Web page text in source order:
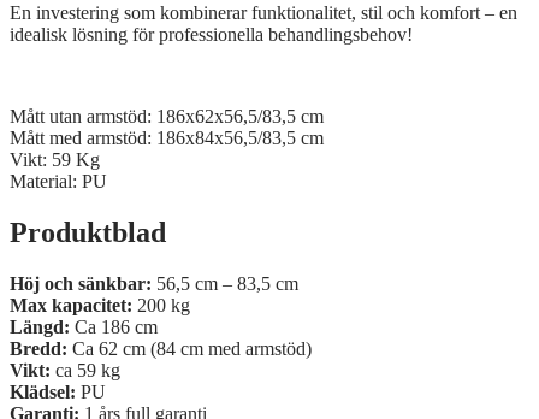
En investering som kombinerarfunktionalitet, stil och komfort – en
idealisk lösning förprofessionella behandlingsbehov!
Mått utan armstöd: 186x62x56,5/83,5 cm
Mått med armstöd: 186x84x56,5/83,5 cm
Vikt: 59 Kg
Material: PU
Produktblad
Höj och sänkbar: 56,5 cm – 83,5 cm
Max kapacitet: 200 kg
Längd: Ca 186 cm
Bredd: Ca 62 cm (84 cm med armstöd)
Vikt: ca 59 kg
Klädsel: PU
Garanti: 1 års full garanti